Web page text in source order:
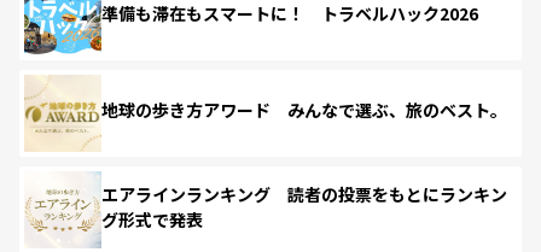
準備も滞在もスマートに！ トラベルハック2026
地球の歩き方アワード みんなで選ぶ、旅のベスト。
エアラインランキング 読者の投票をもとにランキン
グ形式で発表